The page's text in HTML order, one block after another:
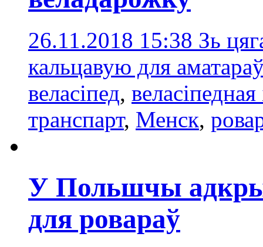
26.11.2018 15:38 Зь
кальцавую для
веласіпед,
транспарт, Менск,
У Польшчы
для ровараў